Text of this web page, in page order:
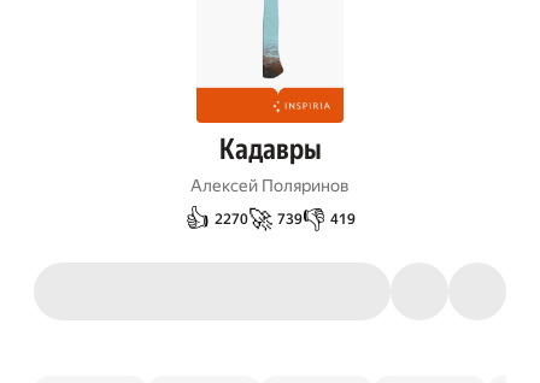
Кадавры
Алексей Поляринов
👍 2270🚀 739👎 419